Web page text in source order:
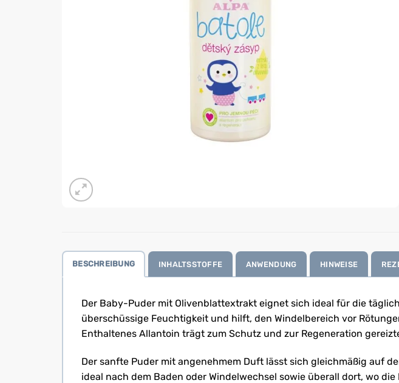
BESCHREIBUNG INHALTSSTOFFE ANWENDUNG HINWEISE
Der Baby-Puder mit Olivenblattextrakt eignet sich ideal für die
überschüssige Feuchtigkeit und hilft, den Windelbereich vor
Enthaltenes Allantoin trägt zum Schutz und zur Regeneration
Der sanfte Puder mit angenehmem Duft lässt sich gleichmäßig auf
ideal nach dem Baden oder Windelwechsel sowie überall dort, wo